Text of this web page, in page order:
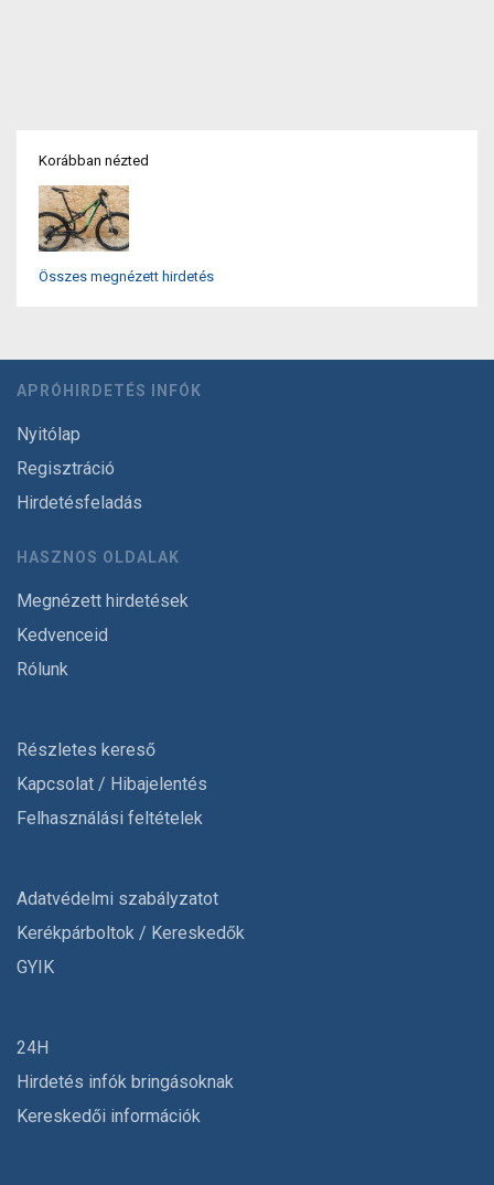
Korábban nézted
Összes megnézett hirdetés
APRÓHIRDETÉS INFÓK
Nyitólap
Regisztráció
Hirdetésfeladás
HASZNOS OLDALAK
Megnézett hirdetések
Kedvenceid
Rólunk
Részletes kereső
Kapcsolat / Hibajelentés
Felhasználási feltételek
Adatvédelmi szabályzatot
Kerékpárboltok / Kereskedők
GYIK
24H
Hirdetés infók bringásoknak
Kereskedői információk